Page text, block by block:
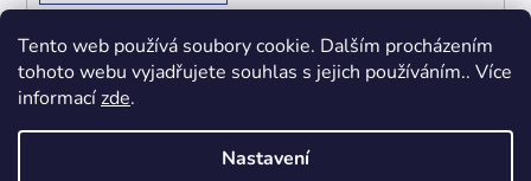
Tento web používá soubory cookie. Dalším procházením
tohoto webu vyjadřujete souhlas s jejich používáním.. Více
informacízde.
Nastavení
Obchodní podmínky Podmínky ochrany osobních údajů